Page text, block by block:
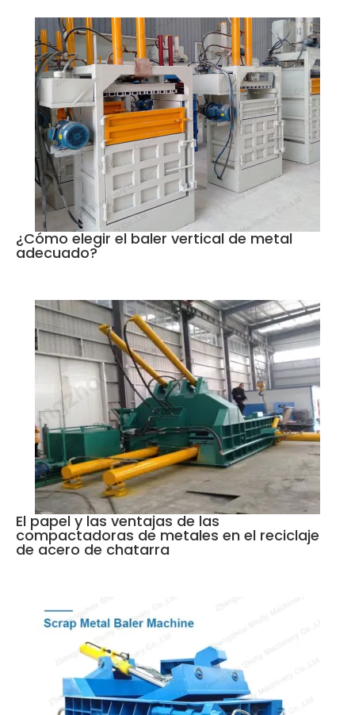
¿Cómo elegir el baler vertical de metal
adecuado?
El papel y las ventajas de las
compactadoras de metales en el reciclaje
de acero de chatarra